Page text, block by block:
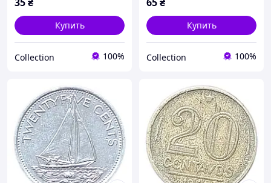
Купить
Collection 100%
Купить
Collection 100%